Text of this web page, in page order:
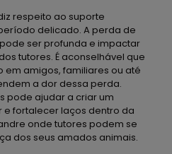
respeito ao suporte
delicado. A perda de
ser profunda e impactar
tutores. É aconselhável que
em amigos, familiares ou até
a dor dessa perda.
pode ajudar a criar um
fortalecer laços dentro da
onde tutores podem se
dos seus amados animais.